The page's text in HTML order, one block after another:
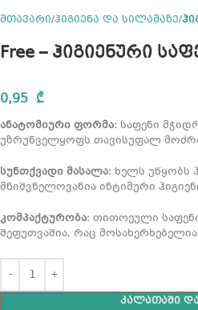
მთავარი ჰიგიენა და სილამაზე
Free – ჰიგიენური
0,95 ₾
ანატომიური ფორმა: საფენი
უზრუნველყოფს თავისუფალ
სუნთქვადი მასალა: ხელს უწყობს
მნიშვნელოვანია ინტიმური
კომპაქტურობა: თითოეული
შეფუთვაშია, რაც
ᲙᲐᲚᲐᲗᲐᲨᲘ